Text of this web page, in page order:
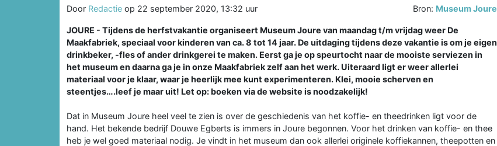
Door Redactie op 22 september 2020, 13:32 uur Bron: Museum Joure
JOURE - Tijdens de herfstvakantie organiseert Museum Joure van maandag t/m vrijdag weer De
Maakfabriek, speciaal voor kinderen van ca. 8 tot 14 jaar. De uitdaging tijdens deze vakantie is om je eigen
drinkbeker, -fles of ander drinkgerei te maken. Eerst ga je op speurtocht naar de mooiste serviezen in
het museum en daarna ga je in onze Maakfabriek zelf aan het werk. Uiteraard ligt er weer allerlei
materiaal voor je klaar, waar je heerlijk mee kunt experimenteren. Klei, mooie scherven en
steentjes….leef je maar uit! Let op: boeken via de website is noodzakelijk!
Dat in Museum Joure heel veel te zien is over de geschiedenis van het koffie- en theedrinken ligt voor de
hand. Het bekende bedrijf Douwe Egberts is immers in Joure begonnen. Voor het drinken van koffie- en thee
heb je wel goed materiaal nodig. Je vindt in het museum dan ook allerlei originele koffiekannen, theepotten en